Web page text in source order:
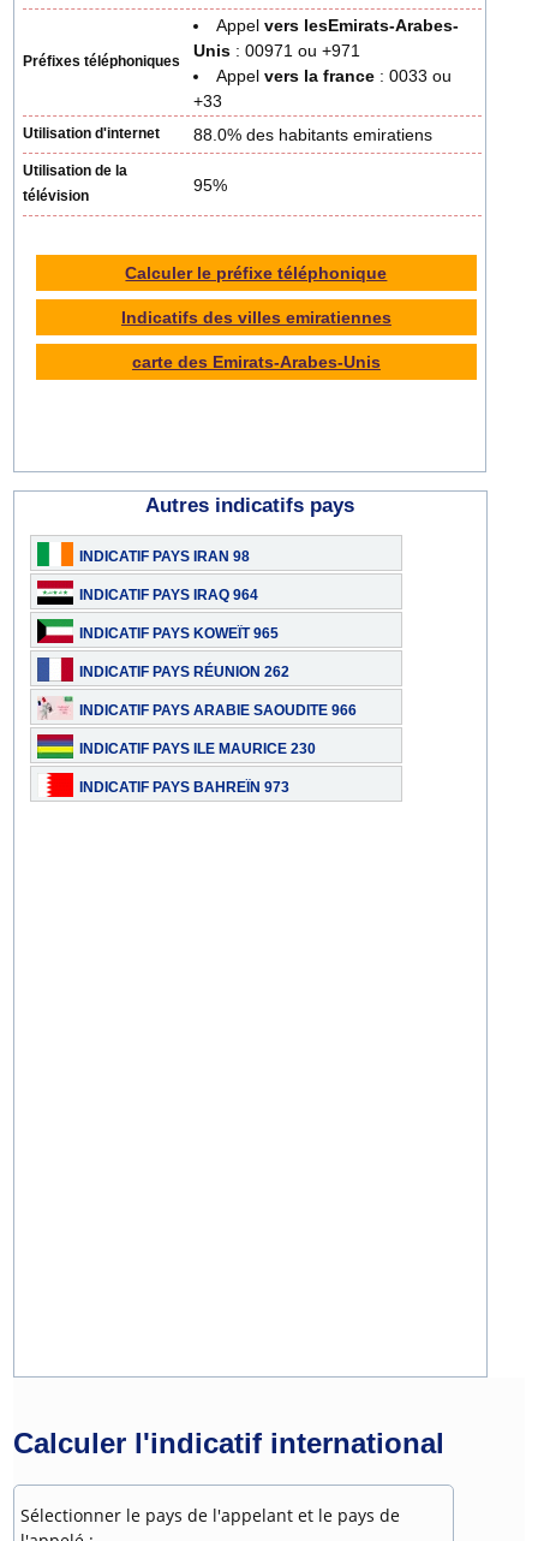
Préfixes téléphoniques
Appelvers lesEmirats-Arabes-
Unis : 00971 ou +971
Appelvers la france : 0033 ou
+33
Utilisation d'internet 88.0% des habitants emiratiens
Utilisation de la
télévision
95%
Calculer le préfixe téléphonique
Indicatifs des villes emiratiennes
carte des Emirats-Arabes-Unis
Autres indicatifs pays
INDICATIF PAYS IRAN 98
INDICATIF PAYS IRAQ 964
INDICATIF PAYS KOWEÏT 965
INDICATIF PAYS RÉUNION 262
INDICATIF PAYS ARABIE SAOUDITE 966
INDICATIF PAYS ILE MAURICE 230
INDICATIF PAYS BAHREÏN 973
Calculer l'indicatif international
Sélectionner le pays de l'appelant et le pays de